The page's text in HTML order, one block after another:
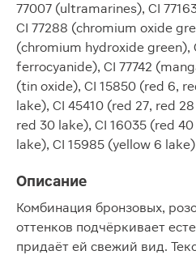
77007 (ultramarines), CI
CI 77288 (chromium oxide
(chromium hydroxide green),
ferrocyanide), CI 77742
(tin oxide), CI 15850 (red 6,
lake), CI 45410 (red 27, red
red 30 lake), CI 16035 (red
lake), CI 15985 (yellow 6
Описание
Комбинация бронзовых,
оттенков подчёркивает
придаёт ей свежий вид.